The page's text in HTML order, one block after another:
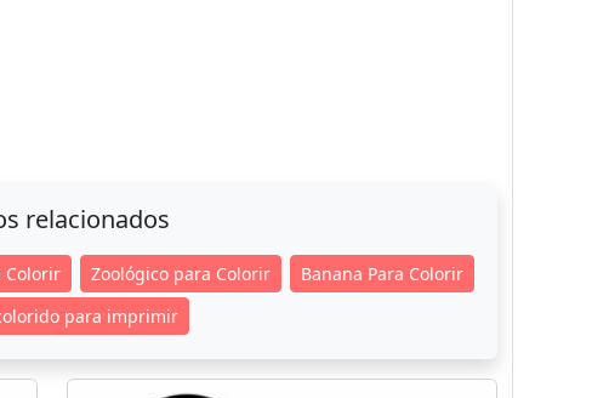
relacionados
Colorir Zoológico para Colorir
Banana Para Colorir
para imprimir